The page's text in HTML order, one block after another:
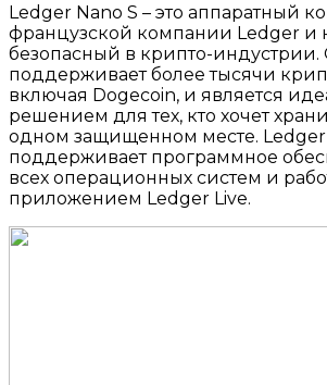
Ledger Nano S – это аппаратный
французской компании Ledger и
безопасный в крипто-индустрии.
поддерживает более тысячи
включая Dogecoin, и является
решением для тех, кто хочет
одном защищенном месте. Ledger
поддерживает программное
всех операционных систем и
приложением Ledger Live.